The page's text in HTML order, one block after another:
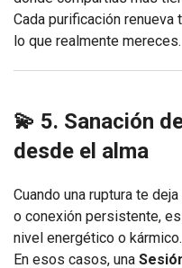
Cada purificación
lo que realmente mereces.
💫 5. Sanación
desde el alma
Cuando una ruptura te
o conexión persistente,
nivel energético o kármico.
En esos casos, una